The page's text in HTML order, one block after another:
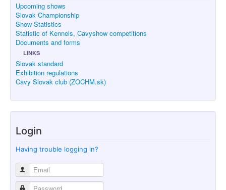
Upcoming shows
Slovak Championship
Show Statistics
Statistic of Kennels, Cavyshow competitions
Documents and forms
LINKS
Slovak standard
Exhibition regulations
Cavy Slovak club (ZOCHM.sk)
Login
Having trouble logging in?